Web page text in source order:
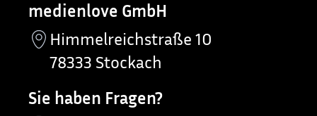
medienlove GmbH
Himmelreichstraße 10
78333 Stockach
Sie haben Fragen?